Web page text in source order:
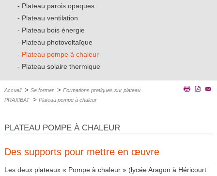
Plateau parois opaques
Plateau ventilation
Plateau bois énergie
Plateau photovoltaïque
Plateau pompe à chaleur
Plateau solaire thermique
Accueil > Se former > Formations pratiques sur plateau
PRAXIBAT > Plateau pompe à chaleur
PLATEAU POMPE À CHALEUR
Des supports pour mettre en œuvre
Les deux plateaux « Pompe à chaleur » (lycée Aragon à Héricourt